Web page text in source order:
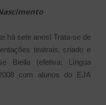
há sete anos! Trata-se de
teatrais, criado e
Biella (efetiva; Língua
com alunos do EJA